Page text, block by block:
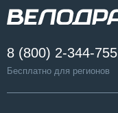
8 (800) 2-344-755
Бесплатно для регионов